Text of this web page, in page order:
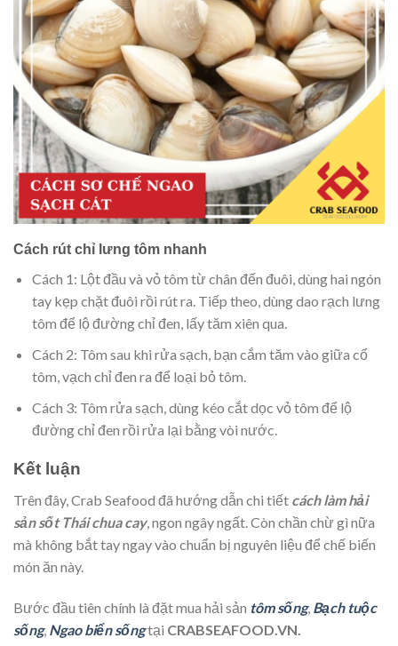
Cách rút chỉ lưng tôm nhanh
Cách 1: Lột đầu và vỏ tôm từ chân đến đuôi, dùng hai ngón
tay kẹp chặt đuôi rồi rút ra. Tiếp theo, dùng dao rạch lưng
tôm để lộ đường chỉ đen, lấy tăm xiên qua.
Cách 2: Tôm sau khi rửa sạch, bạn cắm tăm vào giữa cổ
tôm, vạch chỉ đen ra để loại bỏ tôm.
Cách 3: Tôm rửa sạch, dùng kéo cắt dọc vỏ tôm để lộ
đường chỉ đen rồi rửa lại bằng vòi nước.
Kết luận
Trên đây, Crab Seafood đã hướng dẫn chi tiết cách làm hải
sản sốt Thái chua cay, ngon ngây ngất. Còn chần chừ gì nữa
mà không bắt tay ngay vào chuẩn bị nguyên liệu để chế biến
món ăn này.
Bước đầu tiên chính là đặt mua hải sản tôm sống, Bạch tuộc
sống, Ngao biển sốngtại CRABSEAFOOD.VN.